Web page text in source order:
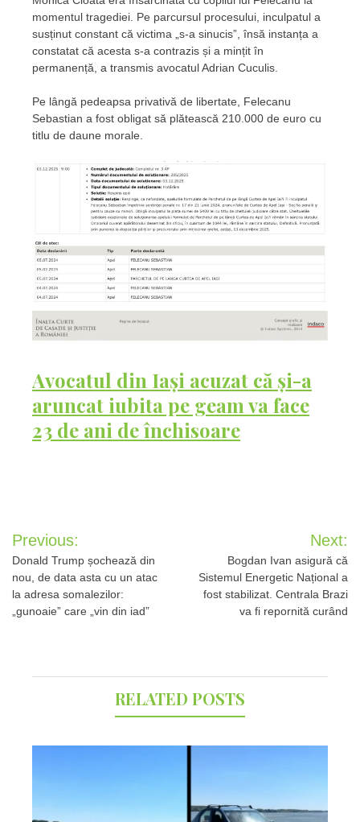
momentul tragediei. Pe parcursul procesului, inculpatul a
susținut constant că victima „s-a sinucis”, însă instanța a
constatat că acesta s-a contrazis și a mințit în
permanență, a transmis avocatul Adrian Cuculis.
Pe lângă pedeapsa privativă de libertate, Felecanu
Sebastian a fost obligat să plătească 210.000 de euro cu
titlu de daune morale.
Avocatul din Iași acuzat că și-a
aruncat iubita pe geam va face
23 de ani de închisoare
Post
navigation
Previous:
Donald Trump șochează din
nou, de data asta cu un atac
la adresa somalezilor:
„gunoaie” care „vin din iad”
Next:
Bogdan Ivan asigură că
Sistemul Energetic Național a
fost stabilizat. Centrala Brazi
va fi repornită curând
RELATED POSTS